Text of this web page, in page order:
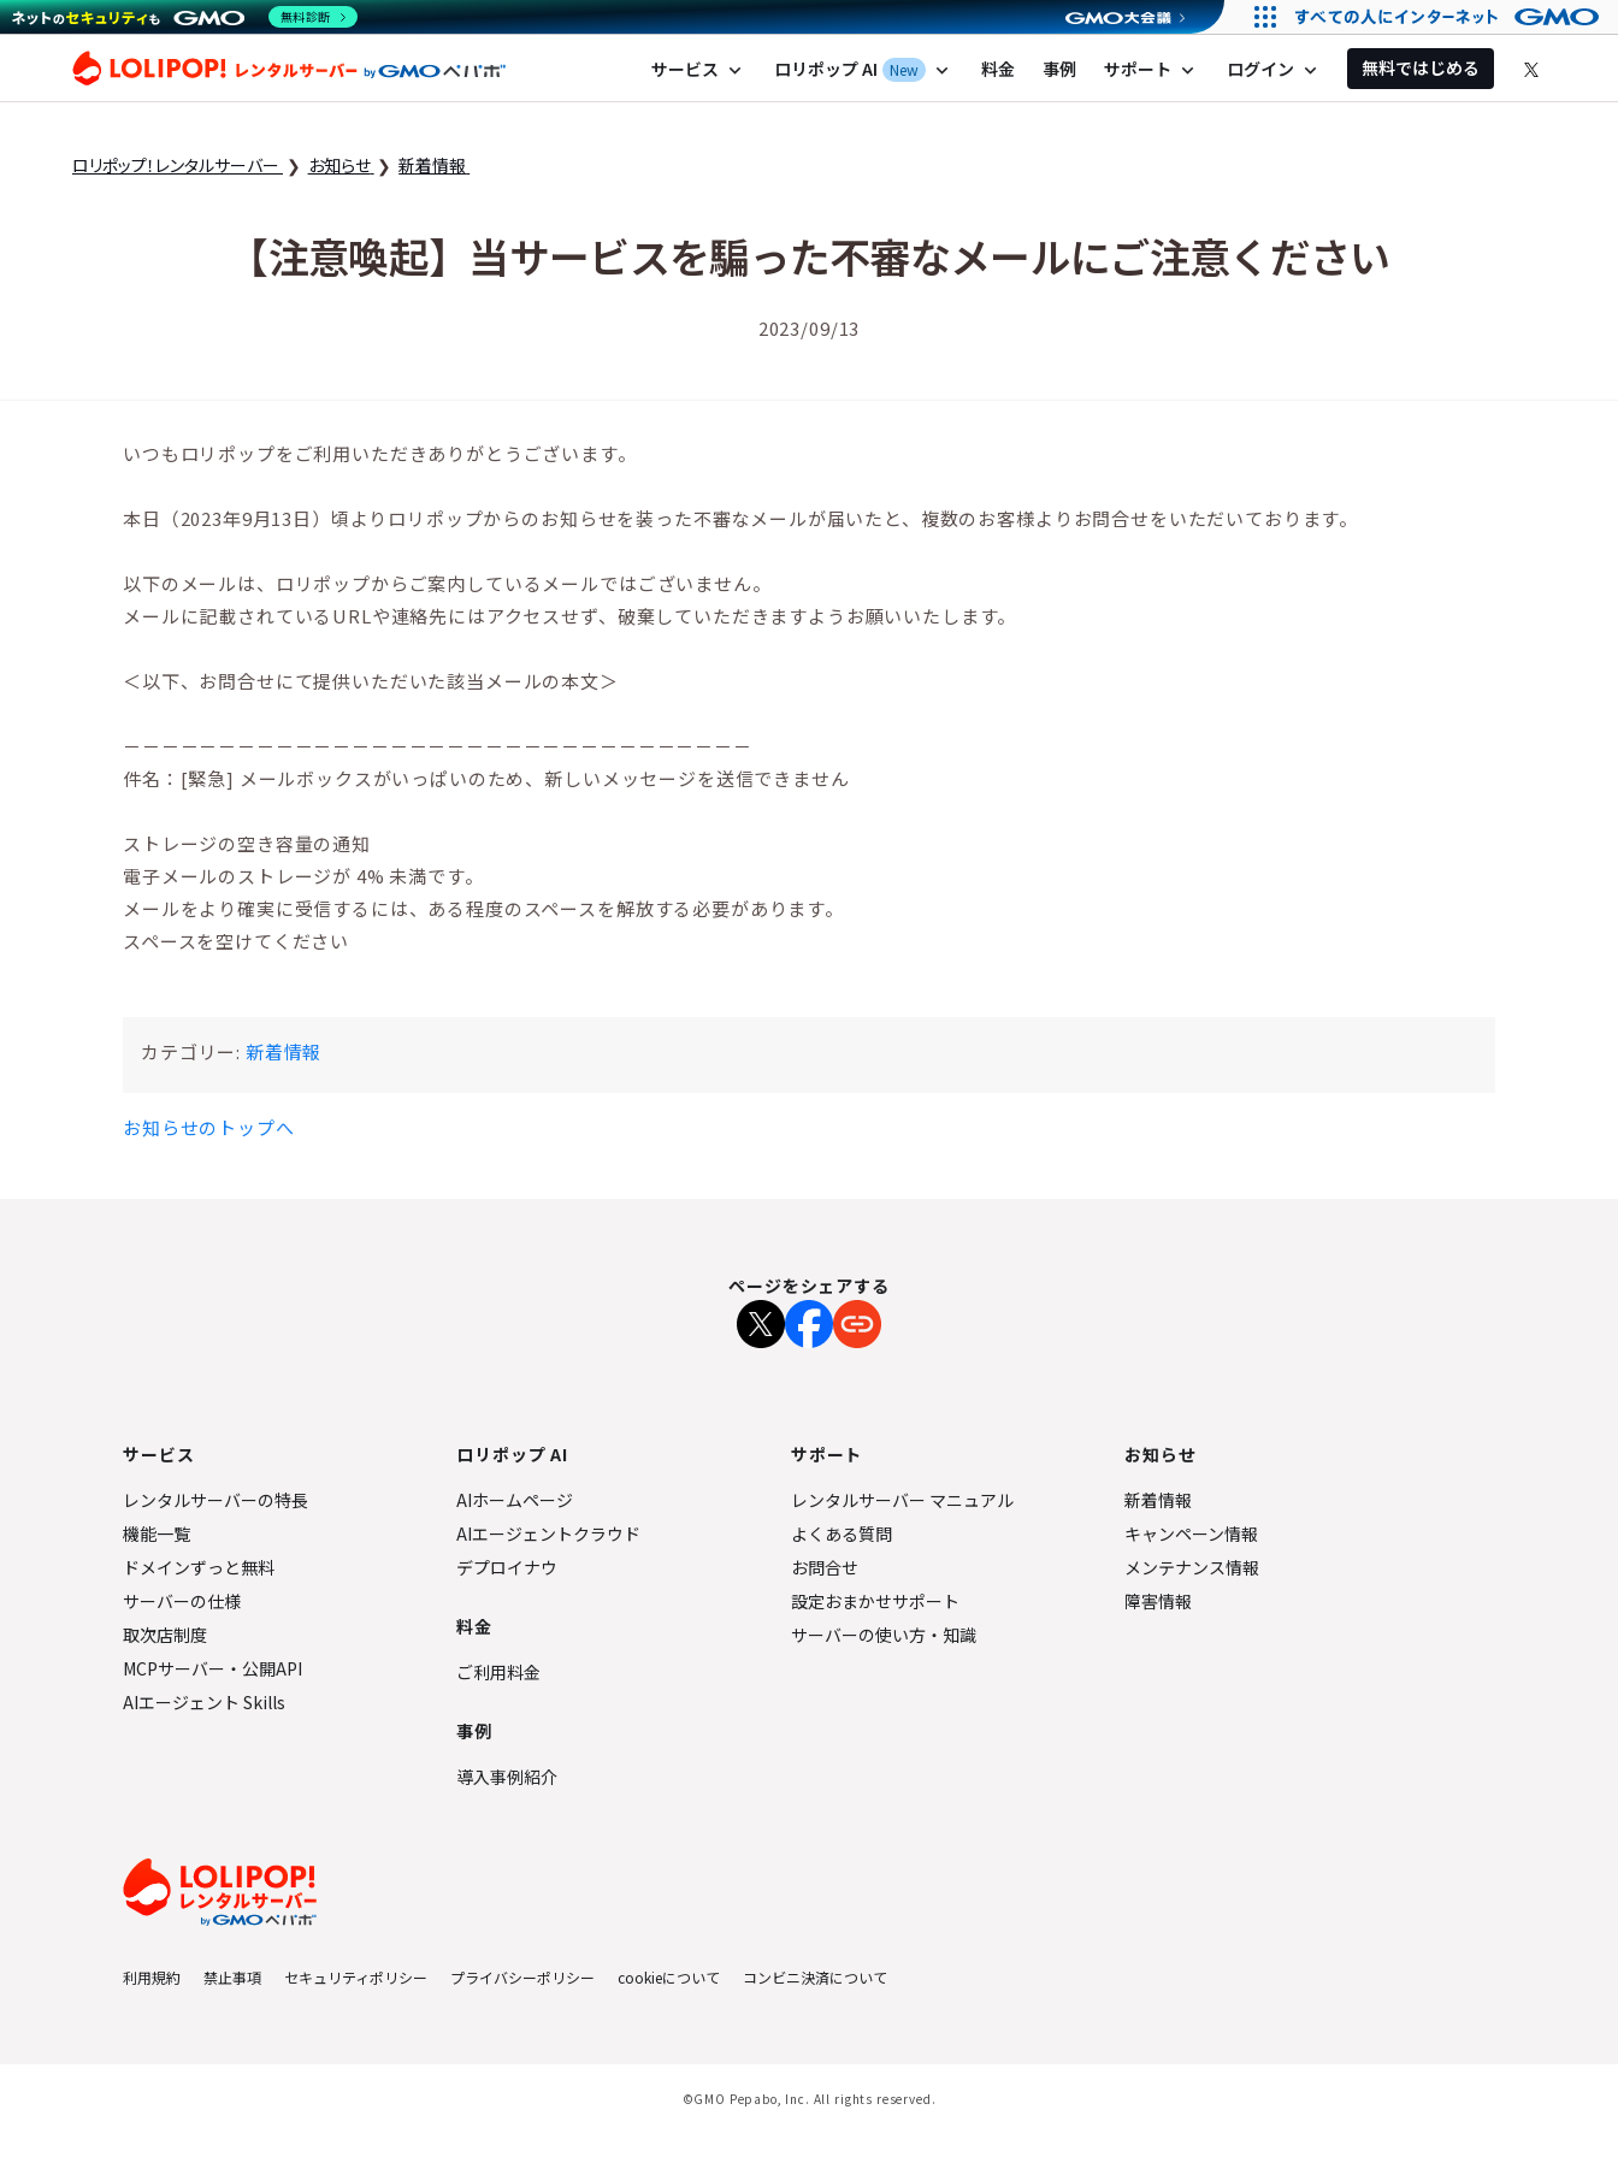
ロリポップ！レンタルサーバー by GMOペパボ
サービス expand_more ロリポップ AI New expand_more 料金 事例 サポート expand_more ログイン expand_more 無料ではじめる
ロリポップ！レンタルサーバー お知らせ 新着情報
【注意喚起】当サービスを騙った不審なメールにご注意ください
2023/09/13
いつもロリポップをご利用いただきありがとうございます。
本日（2023年9月13日）頃よりロリポップからのお知らせを装った不審なメールが届いたと、複数のお客様よりお問合せをいただいております。
以下のメールは、ロリポップからご案内しているメールではございません。
メールに記載されているURLや連絡先にはアクセスせず、破棄していただきますようお願いいたします。
＜以下、お問合せにて提供いただいた該当メールの本文＞
－－－－－－－－－－－－－－－－－－－－－－－－－－－－－－－－－
件名：[緊急] メールボックスがいっぱいのため、新しいメッセージを送信できません
ストレージの空き容量の通知
電子メールのストレージが 4% 未満です。
メールをより確実に受信するには、ある程度のスペースを解放する必要があります。
スペースを空けてください
カテゴリー: 新着情報
お知らせのトップへ
ページをシェアする
サービス
レンタルサーバーの特長
機能一覧
ドメインずっと無料
サーバーの仕様
取次店制度
MCPサーバー・公開API
AIエージェント Skills
ロリポップ AI
AIホームページ
AIエージェントクラウド
デプロイナウ
料金
ご利用料金
事例
導入事例紹介
サポート
レンタルサーバー マニュアル
よくある質問
お問合せ
設定おまかせサポート
サーバーの使い方・知識
お知らせ
新着情報
キャンペーン情報
メンテナンス情報
障害情報
利用規約 禁止事項 セキュリティポリシー プライバシーポリシー cookieについて コンビニ決済について
©GMO Pepabo, Inc. All rights reserved.
無料診断